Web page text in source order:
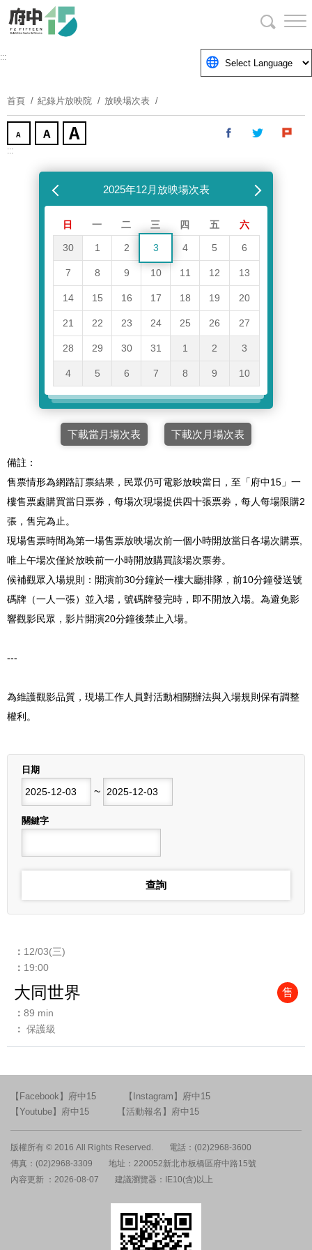
要
塊
:::
首頁 紀錄片放映院 放映場次表
:::
2025年12月放映場次表下個月
日 一 二 三 四 五 六
30 1 2 3 4 5 6
7 8 9 10 11 12 13
14 15 16 17 18 19 20
21 22 23 24 25 26 27
28 29 30 31 1 2 3
4 5 6 7 8 9 10
下載當月場次表 下載次月場次表
備註：
售票情形為網路訂票結果，民眾仍可電影放映當日，至「府中15」一
樓售票處購買當日票券，每場次現場提供四十張票劵，每人每場限購2
張，售完為止。
現場售票時間為第一場售票放映場次前一個小時開放當日各場次購票,
唯上午場次僅於放映前一小時開放購買該場次票劵。
候補觀眾入場規則：開演前30分鐘於一樓大廳排隊，前10分鐘發送號
碼牌（一人一張）並入場，號碼牌發完時，即不開放入場。為避免影
響觀影民眾，影片開演20分鐘後禁止入場。
---
為維護觀影品質，現場工作人員對活動相關辦法與入場規則保有調整
權利。
日期
~
結束日期
關鍵字
12/03(三)
19:00
大同世界 售
89 min
保護級
【Facebook】府中15
【Instagram】府中15
【Youtube】府中15
【活動報名】府中15
版權所有 © 2016 All Rights Reserved.
電話：(02)2968-3600
傳真：(02)2968-3309
地址：220052新北市板橋區府中路15號
內容更新 ：2026-08-07
建議瀏覽器：IE10(含)以上